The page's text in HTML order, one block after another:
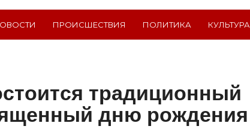
ПРОИСШЕСТВИЯ ПОЛИТИКА КУЛЬТУРА
традиционный
дню рождения